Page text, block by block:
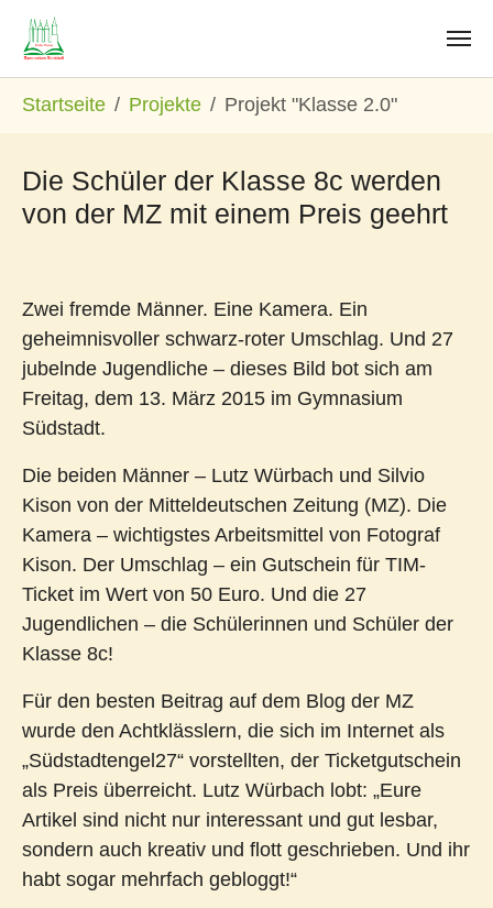
Startseite Projekte Projekt "Klasse 2.0"
Die Schüler der Klasse 8c werden
von der MZ mit einem Preis geehrt
Zwei fremde Männer. Eine Kamera. Ein
geheimnisvoller schwarz-roter Umschlag. Und 27
jubelnde Jugendliche – dieses Bild bot sich am
Freitag, dem 13. März 2015 im Gymnasium
Südstadt.
Die beiden Männer – Lutz Würbach und Silvio
Kison von der Mitteldeutschen Zeitung (MZ). Die
Kamera – wichtigstes Arbeitsmittel von Fotograf
Kison. Der Umschlag – ein Gutschein für TIM-
Ticket im Wert von 50 Euro. Und die 27
Jugendlichen – die Schülerinnen und Schüler der
Klasse 8c!
Für den besten Beitrag auf dem Blog der MZ
wurde den Achtklässlern, die sich im Internet als
„Südstadtengel27“ vorstellten, der Ticketgutschein
als Preis überreicht. Lutz Würbach lobt: „Eure
Artikel sind nicht nur interessant und gut lesbar,
sondern auch kreativ und flott geschrieben. Und ihr
habt sogar mehrfach gebloggt!“